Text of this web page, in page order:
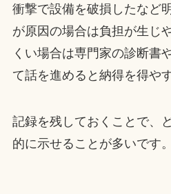
衝撃で設備を破損したなど
が原因の場合は負担が生じ
くい場合は専門家の診断書
て話を進めると納得を得や
記録を残しておくことで、
的に示せることが多いです。